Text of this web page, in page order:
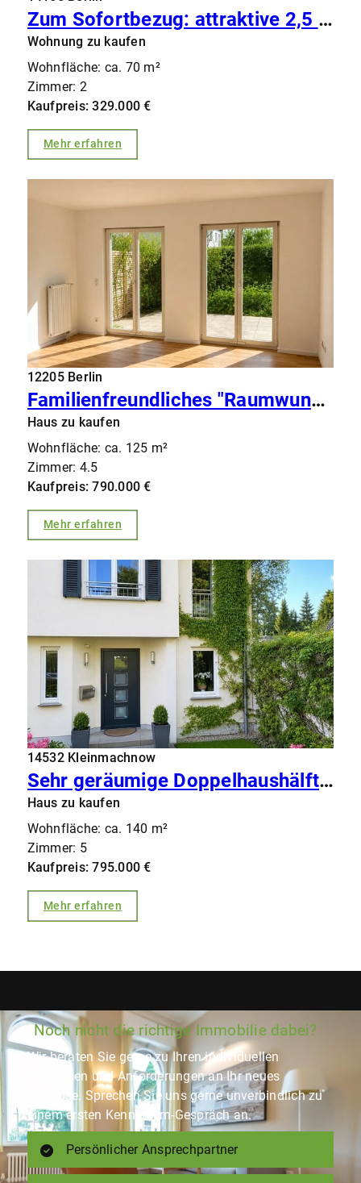
Zum Sofortbezug: attraktive 2,5 Zimmer-Eigentumswohnung mit großer Terrasse im grünen Zehlendorf
Wohnung zu kaufen
Wohnfläche: ca. 70 m²
Zimmer: 2
Kaufpreis: 329.000 €
Mehr erfahren
12205 Berlin
Familienfreundliches "Raumwunder" in Lichterfelde-West: REH mit rund 170 qm Wohn-/Nutzfläche!
Haus zu kaufen
Wohnfläche: ca. 125 m²
Zimmer: 4.5
Kaufpreis: 790.000 €
Mehr erfahren
14532 Kleinmachnow
Sehr geräumige Doppelhaushälfte (4 Schlafzimmer) in zentraler Ruhiglage von Kleinmachnow
Haus zu kaufen
Wohnfläche: ca. 140 m²
Zimmer: 5
Kaufpreis: 795.000 €
Mehr erfahren
Noch nicht die richtige Immobilie dabei?
Wir beraten Sie gerne zu Ihren individuellen
Wünschen und Anforderungen an Ihr neues
Zuhause. Sprechen Sie uns gerne unverbindlich zu
einem ersten Kennenlern-Gespräch an.
Persönlicher Ansprechpartner